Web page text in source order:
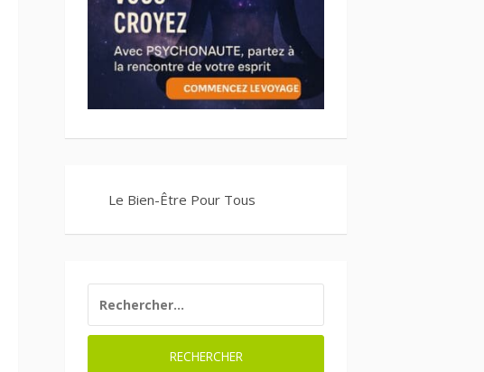
Le Bien-Être Pour Tous